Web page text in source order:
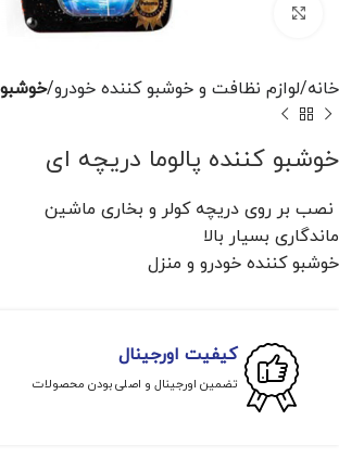
برای بزرگنمایی کلیک کنید
خانه لوازم نظافت و خوشبو کننده خودرو
خوشبو کننده پالوما دریچه ای
نصب بر روی دریچه کولر و بخاری ماشین
ماندگاری بسیار بالا
خوشبو کننده خودرو و منزل
کیفیت اورجینال
تضمین اورجینال و اصلی بودن محصولات